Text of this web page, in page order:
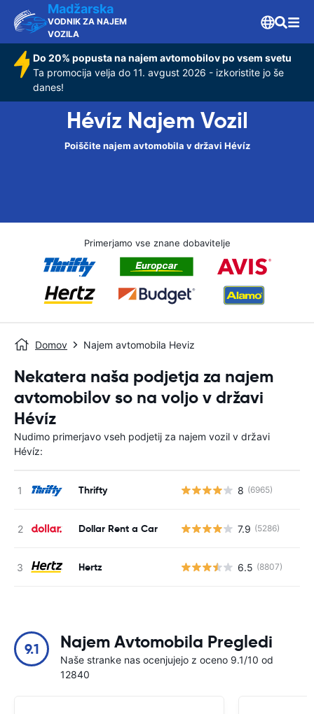
Madžarska
VODNIK ZA NAJEM
VOZILA
Do 20% popusta na najem avtomobilov po vsem svetu
Ta promocija velja do 11. avgust 2026 - izkoristite jo še
danes!
Hévíz Najem Vozil
Poiščite najem avtomobila v državi Hévíz
Primerjamo vse znane dobavitelje
Domov Najem avtomobila Heviz
Nekatera naša podjetja za najem
avtomobilov so na voljo v državi
Hévíz
Nudimo primerjavo vseh podjetij za najem vozil v državi
Hévíz:
Thrifty 8 (6965)
Dollar Rent a Car 7.9 (5286)
Hertz 6.5 (8807)
9.1 Najem Avtomobila Pregledi
Naše stranke nas ocenjujejo z oceno 9.1/10 od
12840